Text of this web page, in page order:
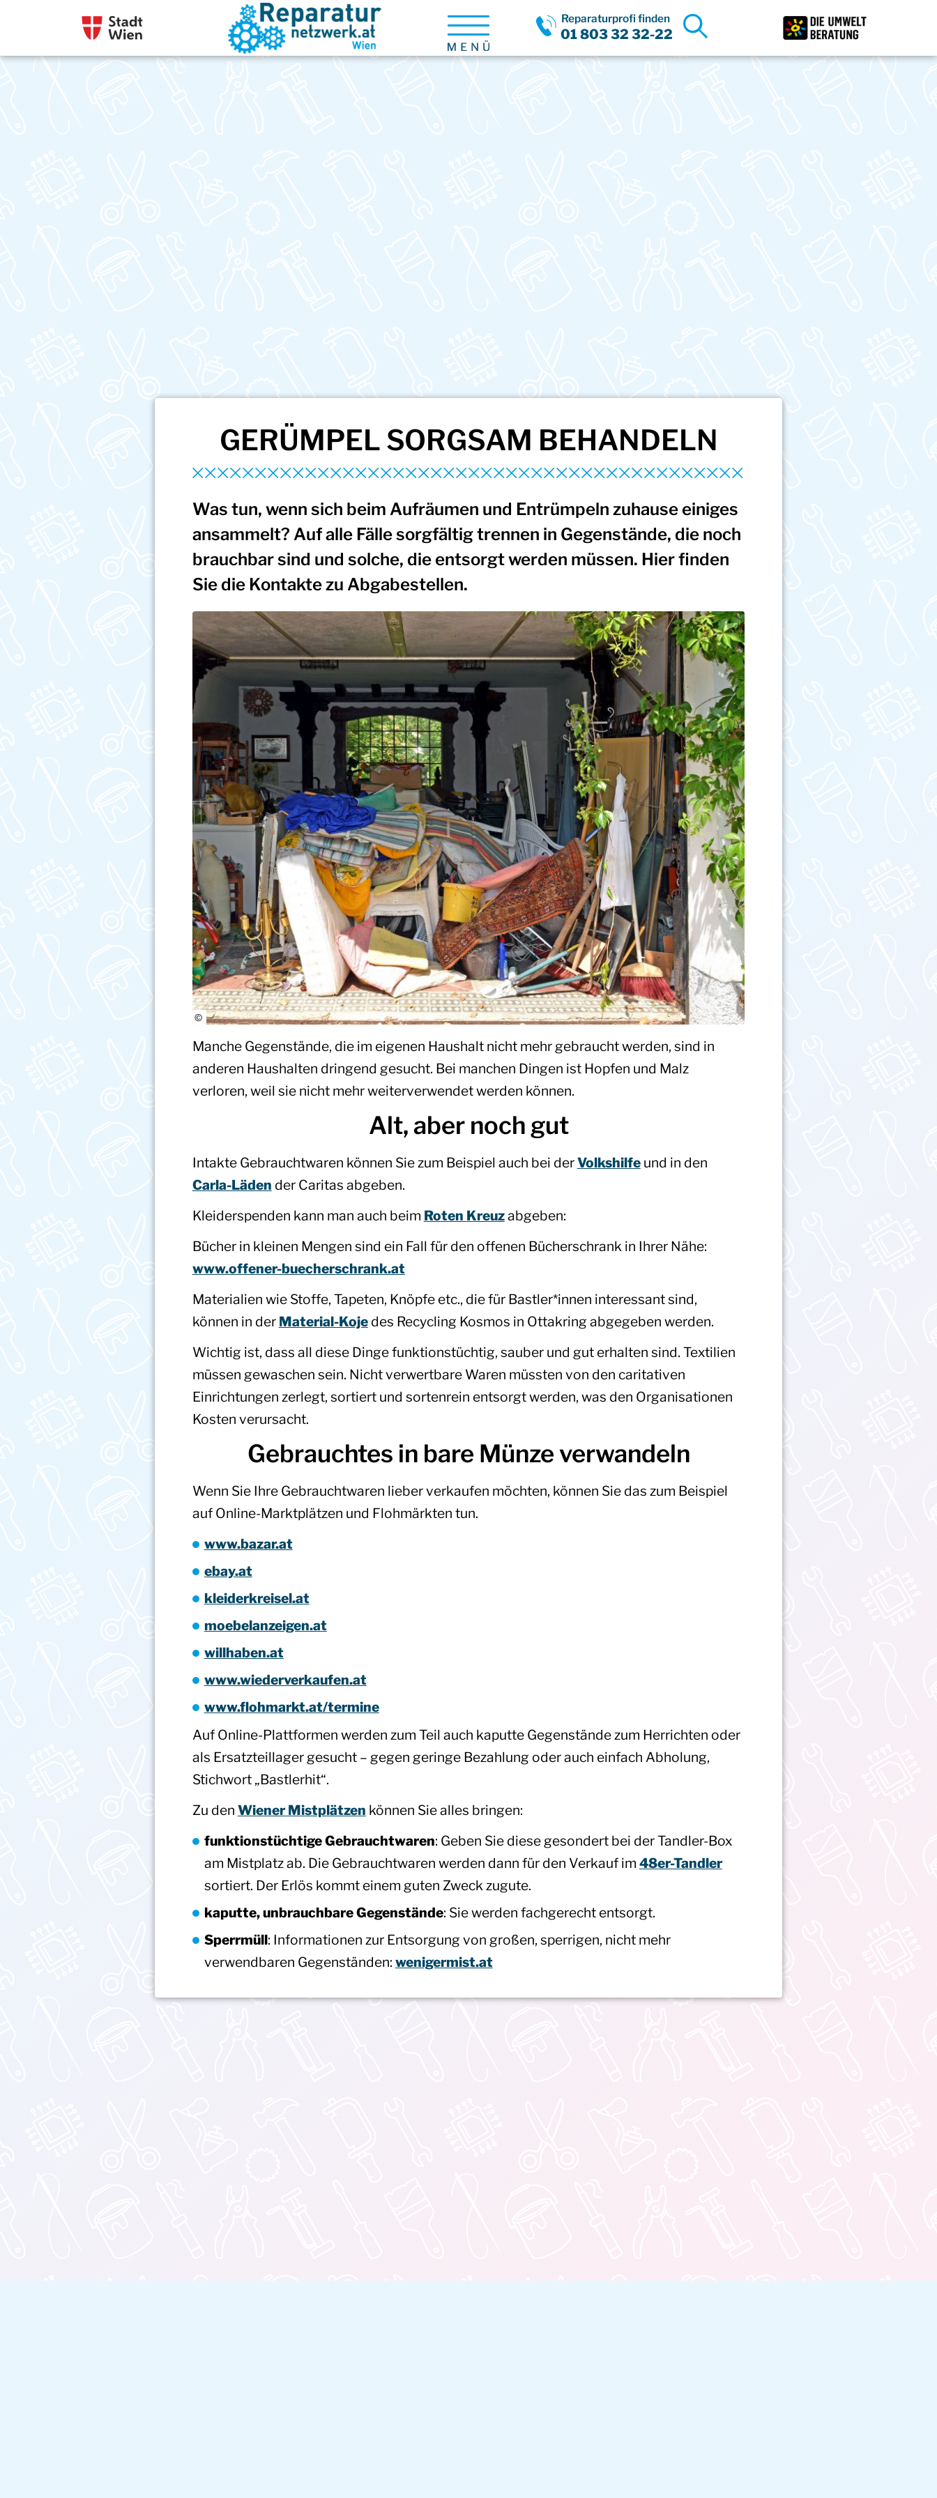
Menü
öffnen
Reparaturprofi finden
01 803 32 32-22
Reparaturprofis
GERÜMPEL SORGSAM BEHANDELN
Was tun, wenn sich beim Aufräumen und Entrümpeln zuhause einiges
ansammelt? Auf alle Fälle sorgfältig trennen in Gegenstände, die noch
brauchbar sind und solche, die entsorgt werden müssen. Hier finden
Sie die Kontakte zu Abgabestellen.
Manche Gegenstände, die im eigenen Haushalt nicht mehr gebraucht werden, sind in
anderen Haushalten dringend gesucht. Bei manchen Dingen ist Hopfen und Malz
verloren, weil sie nicht mehr weiterverwendet werden können.
Alt, aber noch gut
Intakte Gebrauchtwaren können Sie zum Beispiel auch bei derVolkshilfeund in den
Carla-Läden der Caritas abgeben.
Kleiderspenden kann man auch beim Roten Kreuzabgeben:
Bücher in kleinen Mengen sind ein Fall für den offenen Bücherschrank in Ihrer Nähe:
www.offener-buecherschrank.at
Materialien wie Stoffe, Tapeten, Knöpfe etc., die für Bastler*innen interessant sind,
können in der Material-Kojedes Recycling Kosmos in Ottakring abgegeben werden.
Wichtig ist, dass all diese Dinge funktionstüchtig, sauber und gut erhalten sind. Textilien
müssen gewaschen sein. Nicht verwertbare Waren müssten von den caritativen
Einrichtungen zerlegt, sortiert und sortenrein entsorgt werden, was den Organisationen
Kosten verursacht.
Gebrauchtes in bare Münze verwandeln
Wenn Sie Ihre Gebrauchtwaren lieber verkaufen möchten, können Sie das zum Beispiel
auf Online-Marktplätzen und Flohmärkten tun.
www.bazar.at
ebay.at
kleiderkreisel.at
moebelanzeigen.at
willhaben.at
www.wiederverkaufen.at
www.flohmarkt.at/termine
Auf Online-Plattformen werden zum Teil auch kaputte Gegenstände zum Herrichten oder
als Ersatzteillager gesucht – gegen geringe Bezahlung oder auch einfach Abholung,
Stichwort „Bastlerhit“.
Zu den Wiener Mistplätzen können Sie alles bringen:
funktionstüchtige Gebrauchtwaren: Geben Sie diese gesondert bei der Tandler-Box
am Mistplatz ab. Die Gebrauchtwaren werden dann für den Verkauf im 48er-Tandler
sortiert. Der Erlös kommt einem guten Zweck zugute.
kaputte, unbrauchbare Gegenstände: Sie werden fachgerecht entsorgt.
Sperrmüll: Informationen zur Entsorgung von großen, sperrigen, nicht mehr
verwendbaren Gegenständen: wenigermist.at